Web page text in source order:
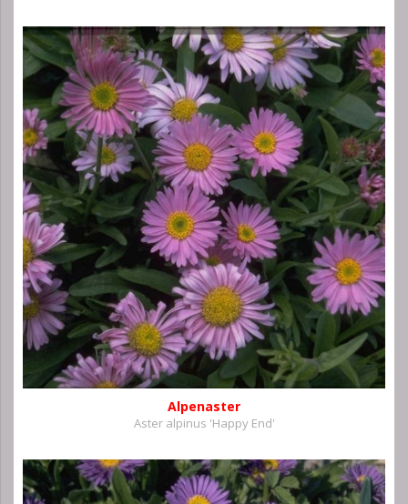
Alpenaster
Aster alpinus 'Happy End'